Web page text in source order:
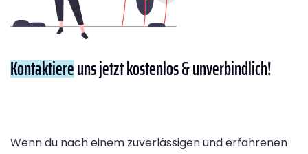
Kontaktiereuns jetzt kostenlos & unverbindlich!
Wenn du nach einem zuverlässigen und erfahrenen